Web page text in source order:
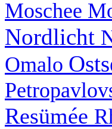
Moschee
Nordlicht
Omalo
Resümée